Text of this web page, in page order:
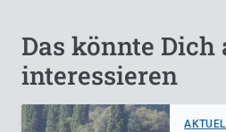
Das könnte Dich
interessieren